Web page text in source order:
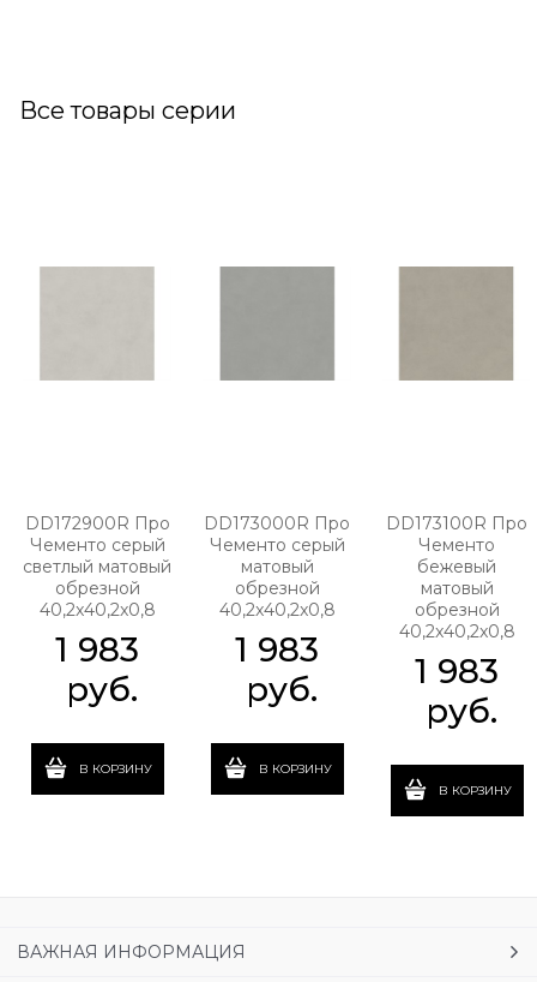
Все товары серии
DD172900R Про
Чементо серый
светлый матовый
обрезной
40,2x40,2x0,8
1 983
руб.
В КОРЗИНУ
DD173000R Про
Чементо серый
матовый
обрезной
40,2x40,2x0,8
1 983
руб.
В КОРЗИНУ
DD173100R Про
Чементо
бежевый
матовый
обрезной
40,2x40,2x0,8
1 983
руб.
В КОРЗИНУ
ВАЖНАЯ ИНФОРМАЦИЯ